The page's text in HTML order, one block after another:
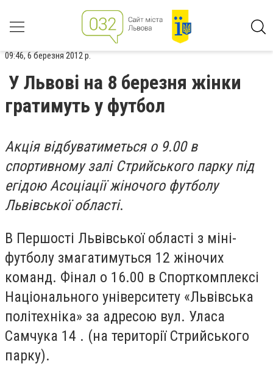
09:46, 6 березня 2012 р.
У Львові на 8 березня жінки
гратимуть у футбол
Акція відбуватиметься о 9.00 в
спортивному залі Стрийського парку під
егідою Асоціації жіночого футболу
Львівської області.
В Першості Львівської області з міні-
футболу змагатимуться 12 жіночих
команд. Фінал о 16.00 в Спорткомплексі
Національного університету «Львівська
політехніка» за адресою вул. Уласа
Самчука 14 . (на території Стрийського
парку).